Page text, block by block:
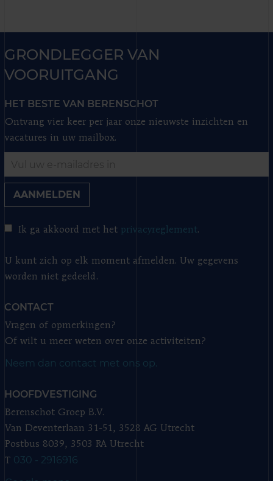
GRONDLEGGER VAN
VOORUITGANG
HET BESTE VAN BERENSCHOT
Ontvang vier keer per jaar onze nieuwste inzichten en
vacatures in uw mailbox.
AANMELDEN
Ik ga akkoord met het privacyreglement.
U kunt zich op elk moment afmelden. Uw gegevens
worden niet gedeeld.
CONTACT
Vragen of opmerkingen?
Of wilt u meer weten over onze activiteiten?
Neem dan contact met ons op.
HOOFDVESTIGING
Berenschot Groep B.V.
Van Deventerlaan 31-51, 3528 AG Utrecht
Postbus 8039, 3503 RA Utrecht
T 030 - 2916916